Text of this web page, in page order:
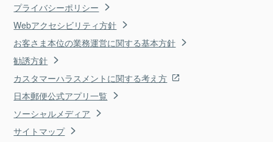
プライバシーポリシー
Webアクセシビリティ方針
お客さま本位の業務運営に関する基本方針
勧誘方針
カスタマーハラスメントに関する考え方
日本郵便公式アプリ一覧
ソーシャルメディア
サイトマップ